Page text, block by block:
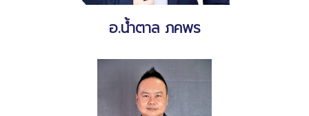
อ.น้ำตาล ภคพร